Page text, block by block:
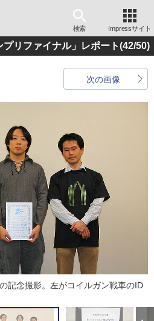
検索 Impressサイト
リファイナル」レポート(42/50)
次の画像
記念撮影。左がコイルガン戦車のID